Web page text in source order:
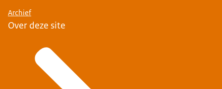
Archief
Over deze site